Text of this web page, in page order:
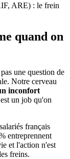
ARE) : le frein
quand on
une question de
Notre cerveau
inconfort
un job qu'on
français
entreprennent
et l'action n'est
freins.